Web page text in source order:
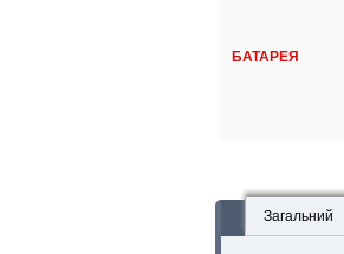
БАТАРЕЯ
Загальний